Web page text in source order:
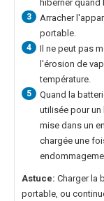
hiberner
3
Arracher
portable.
4
Il ne peut pas
l'érosion de
température.
5 Quand la
utilisée pour
mise dans un
chargée une
Astuce: Charger la
portable, ou